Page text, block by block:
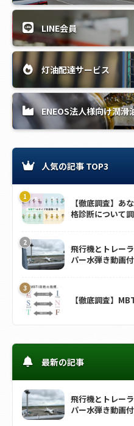
LINE会員
灯油配達サービス
ENEOS法人様向け潤滑
人気の記事 TOP3
【徹底調査】あ
格診断について
飛行機とトレー
パー水弾き動画付
【徹底調査】
最新の記事
飛行機とトレー
パー水弾き動画付